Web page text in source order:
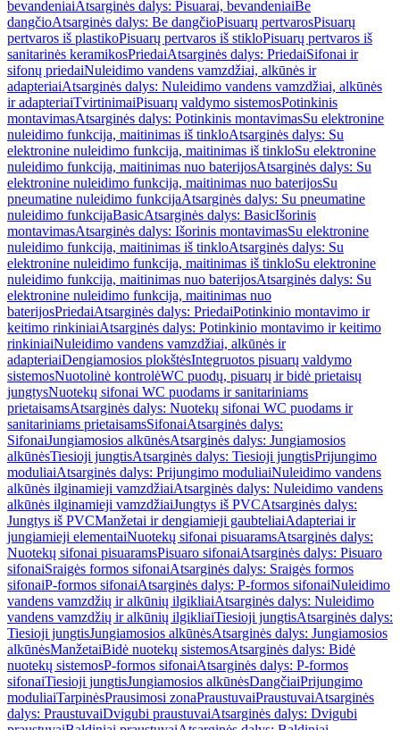
bevandeniaiAtsarginės dalys: Pisuarai, bevandeniaiBe
dangčioAtsarginės dalys: Be dangčioPisuarų pertvarosPisuarų
pertvaros iš plastikoPisuarų pertvaros iš stikloPisuarų pertvaros iš
sanitarinės keramikosPriedaiAtsarginės dalys: PriedaiSifonai ir
sifonų priedaiNuleidimo vandens vamzdžiai, alkūnės ir
adapteriaiAtsarginės dalys: Nuleidimo vandens vamzdžiai, alkūnės
ir adapteriaiTvirtinimaiPisuarų valdymo sistemosPotinkinis
montavimasAtsarginės dalys: Potinkinis montavimasSu elektronine
nuleidimo funkcija, maitinimas iš tinkloAtsarginės dalys: Su
elektronine nuleidimo funkcija, maitinimas iš tinkloSu elektronine
nuleidimo funkcija, maitinimas nuo baterijosAtsarginės dalys: Su
elektronine nuleidimo funkcija, maitinimas nuo baterijosSu
pneumatine nuleidimo funkcijaAtsarginės dalys: Su pneumatine
nuleidimo funkcijaBasicAtsarginės dalys: BasicIšorinis
montavimasAtsarginės dalys: Išorinis montavimasSu elektronine
nuleidimo funkcija, maitinimas iš tinkloAtsarginės dalys: Su
elektronine nuleidimo funkcija, maitinimas iš tinkloSu elektronine
nuleidimo funkcija, maitinimas nuo baterijosAtsarginės dalys: Su
elektronine nuleidimo funkcija, maitinimas nuo
baterijosPriedaiAtsarginės dalys: PriedaiPotinkinio montavimo ir
keitimo rinkiniaiAtsarginės dalys: Potinkinio montavimo ir keitimo
rinkiniaiNuleidimo vandens vamzdžiai, alkūnės ir
adapteriaiDengiamosios plokštėsIntegruotos pisuarų valdymo
sistemosNuotolinė kontrolėWC puodų, pisuarų ir bidė prietaisų
jungtysNuotekų sifonai WC puodams ir sanitariniams
prietaisamsAtsarginės dalys: Nuotekų sifonai WC puodams ir
sanitariniams prietaisamsSifonaiAtsarginės dalys:
SifonaiJungiamosios alkūnėsAtsarginės dalys: Jungiamosios
alkūnėsTiesioji jungtisAtsarginės dalys: Tiesioji jungtisPrijungimo
moduliaiAtsarginės dalys: Prijungimo moduliaiNuleidimo vandens
alkūnės ilginamieji vamzdžiaiAtsarginės dalys: Nuleidimo vandens
alkūnės ilginamieji vamzdžiaiJungtys iš PVCAtsarginės dalys:
Jungtys iš PVCManžetai ir dengiamieji gaubteliaiAdapteriai ir
jungiamieji elementaiNuotekų sifonai pisuaramsAtsarginės dalys:
Nuotekų sifonai pisuaramsPisuaro sifonaiAtsarginės dalys: Pisuaro
sifonaiSraigės formos sifonaiAtsarginės dalys: Sraigės formos
sifonaiP-formos sifonaiAtsarginės dalys: P-formos sifonaiNuleidimo
vandens vamzdžių ir alkūnių ilgikliaiAtsarginės dalys: Nuleidimo
vandens vamzdžių ir alkūnių ilgikliaiTiesioji jungtisAtsarginės dalys:
Tiesioji jungtisJungiamosios alkūnėsAtsarginės dalys: Jungiamosios
alkūnėsManžetaiBidė nuotekų sistemosAtsarginės dalys: Bidė
nuotekų sistemosP-formos sifonaiAtsarginės dalys: P-formos
sifonaiTiesioji jungtisJungiamosios alkūnėsDangčiaiPrijungimo
moduliaiTarpinėsPrausimosi zonaPraustuvaiPraustuvaiAtsarginės
dalys: PraustuvaiDvigubi praustuvaiAtsarginės dalys: Dvigubi